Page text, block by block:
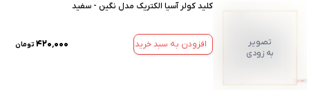
تصویر
به زودی
کلید کولر آسیا الکتریک مدل نگین - سفید
افزودن به سبد خرید ۴۲۰٬۰۰۰ تومان